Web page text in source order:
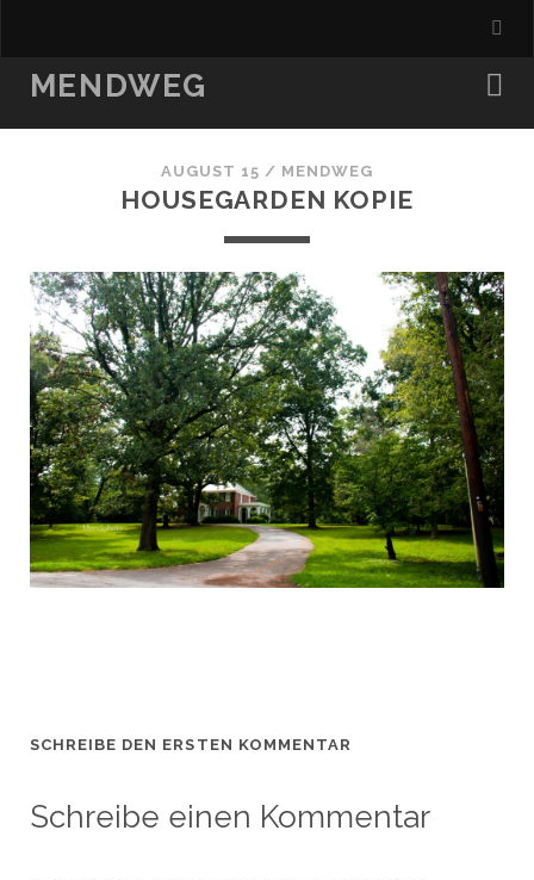
MENDWEG
AUGUST 15 / MENDWEG
HOUSEGARDEN KOPIE
SCHREIBE DEN ERSTEN KOMMENTAR
Schreibe einen Kommentar